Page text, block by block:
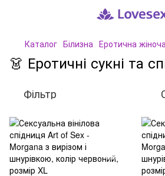
Каталог Білизна Еротична
👗 Еротичні сукні та
Фільтр